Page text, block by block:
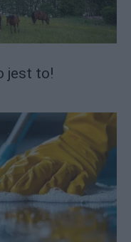
jest to!